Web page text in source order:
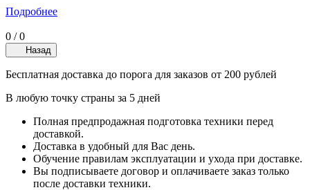
Подробнее
0 /0
Назад
Бесплатная доставка до порога для заказов от 200 рублей
В любую точку страны за 5 дней
Полная предпродажная подготовка техники перед
доставкой.
Доставка в удобный для Вас день.
Обучение правилам эксплуатации и ухода при доставке.
Вы подписываете договор и оплачиваете заказ только
после доставки техники.